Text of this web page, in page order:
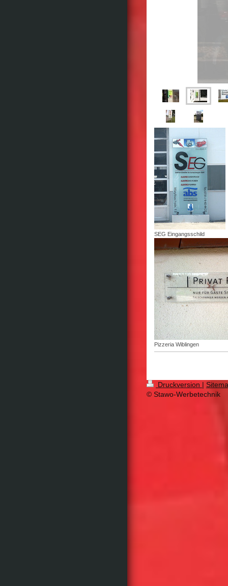
SEG Eingangsschild
Pizzeria Wiblingen
Druckversion |
© Stawo-Werbetechnik